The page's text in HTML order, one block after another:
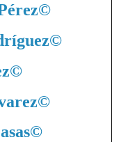
©
©
©
©
©